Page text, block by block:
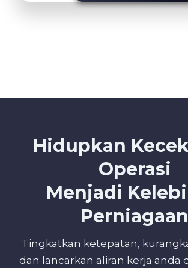
Hidupkan
Operasi
Menjadi
Perniagaan
Tingkatkan ketepatan,
dan lancarkan aliran kerja anda